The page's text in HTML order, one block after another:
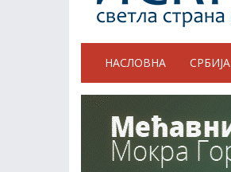
НАСЛОВНА СРБИЈА